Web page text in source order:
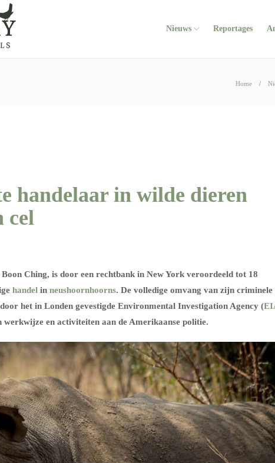
Nieuws Reportages
Home
handelaar in wilde dieren
cel
Ching, is door een rechtbank in New York veroordeeld tot 18
handel in neushoornhoorns. De volledige omvang van zijn criminele
het in Londen gevestigde Environmental Investigation Agency (
en activiteiten aan de Amerikaanse politie.